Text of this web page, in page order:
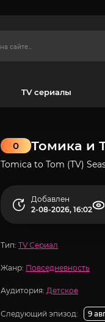
TV сериалы
Томика и
0
Tomica to Tom (TV)
Добавлен
2-08-2026, 16:02
Тип: TV Сериал
Жанр: Повседневность
Аудитория: Детское
Следующий эпизод: 9